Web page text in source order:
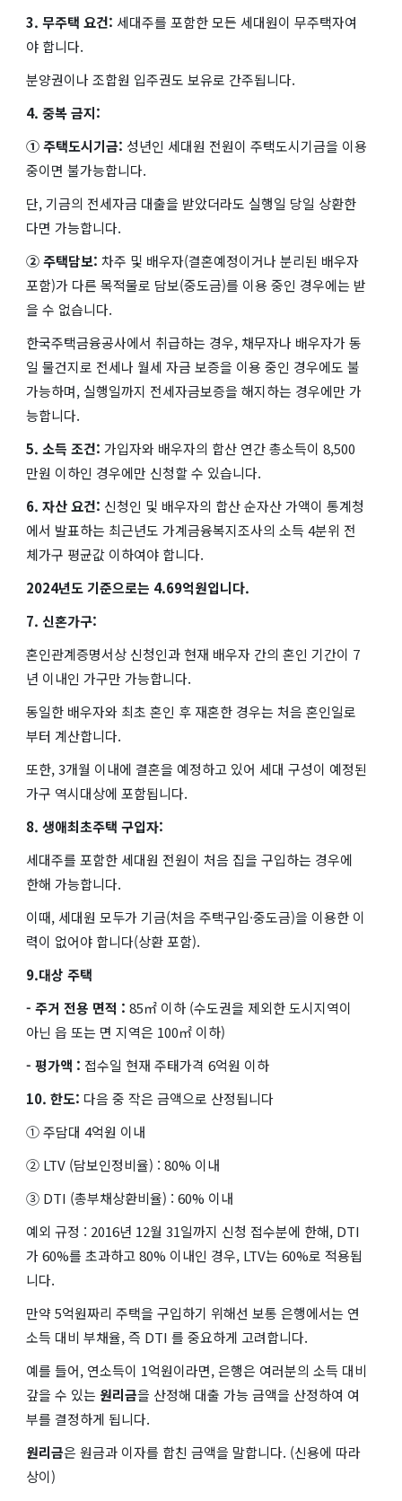
3. 무주택 요건: 세대주를 포함한 모든 세대원이 무주택자여
야 합니다.
분양권이나 조합원 입주권도 보유로 간주됩니다.
4. 중복 금지:
① 주택도시기금: 성년인 세대원 전원이 주택도시기금을 이용
중이면 불가능합니다.
단, 기금의 전세자금 대출을 받았더라도 실행일 당일 상환한
다면 가능합니다.
② 주택담보: 차주 및 배우자(결혼예정이거나 분리된 배우자
포함)가 다른 목적물로 담보(중도금)를 이용 중인 경우에는 받
을 수 없습니다.
한국주택금융공사에서 취급하는 경우, 채무자나 배우자가 동
일 물건지로 전세나 월세 자금 보증을 이용 중인 경우에도 불
가능하며, 실행일까지 전세자금보증을 해지하는 경우에만 가
능합니다.
5. 소득 조건: 가입자와 배우자의 합산 연간 총소득이 8,500
만원 이하인 경우에만 신청할 수 있습니다.
6. 자산 요건: 신청인 및 배우자의 합산 순자산 가액이 통계청
에서 발표하는 최근년도 가계금융복지조사의 소득 4분위 전
체가구 평균값 이하여야 합니다.
2024년도 기준으로는 4.69억원입니다.
7. 신혼가구:
혼인관계증명서상 신청인과 현재 배우자 간의 혼인 기간이 7
년 이내인 가구만 가능합니다.
동일한 배우자와 최초 혼인 후 재혼한 경우는 처음 혼인일로
부터 계산합니다.
또한, 3개월 이내에 결혼을 예정하고 있어 세대 구성이 예정된
가구 역시대상에 포함됩니다.
8. 생애최초주택 구입자:
세대주를 포함한 세대원 전원이 처음 집을 구입하는 경우에
한해 가능합니다.
이때, 세대원 모두가 기금(처음 주택구입·중도금)을 이용한 이
력이 없어야 합니다(상환 포함).
9.대상 주택
- 주거 전용 면적 : 85㎡ 이하 (수도권을 제외한 도시지역이
아닌 읍 또는 면 지역은 100㎡ 이하)
- 평가액 : 접수일 현재 주태가격 6억원 이하
10. 한도: 다음 중 작은 금액으로 산정됩니다
① 주담대 4억원 이내
② LTV (담보인정비율) : 80% 이내
③ DTI (총부채상환비율) : 60% 이내
예외 규정 : 2016년 12월 31일까지 신청 접수분에 한해, DTI
가 60%를 초과하고 80% 이내인 경우, LTV는 60%로 적용됩
니다.
만약 5억원짜리 주택을 구입하기 위해선 보통 은행에서는 연
소득 대비 부채율, 즉 DTI 를 중요하게 고려합니다.
예를 들어, 연소득이 1억원이라면, 은행은 여러분의 소득 대비
갚을 수 있는 원리금을 산정해 대출 가능 금액을 산정하여 여
부를 결정하게 됩니다.
원리금은 원금과 이자를 합친 금액을 말합니다. (신용에 따라
상이)